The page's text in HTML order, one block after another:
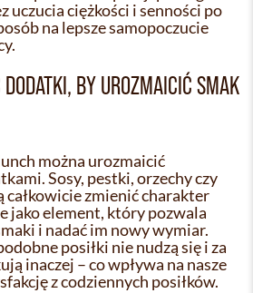
uczucia ciężkości i senności po
na lepsze samopoczucie
BY UROZMAICIĆ SMAK
można urozmaicić
Sosy, pestki, orzechy czy
całkowicie zmienić charakter
jako element, który pozwala
i nadać im nowy wymiar.
posiłki nie nudzą się i za
inaczej – co wpływa na nasze
z codziennych posiłków.